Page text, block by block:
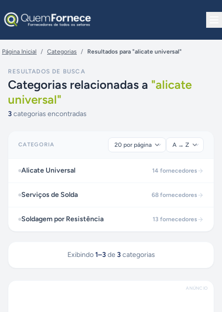
Página Inicial / Categorias / Resultados para "alicate universal"
RESULTADOS DE BUSCA
Categorias relacionadas a "alicate
universal"
3 categorias encontradas
CATEGORIA
Alicate Universal 14 fornecedores
Serviços de Solda 68 fornecedores
Soldagem por Resistência 13 fornecedores
Exibindo 1–3 de 3 categorias
ANÚNCIO